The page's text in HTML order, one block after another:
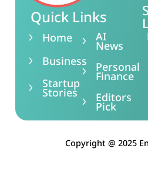
Quick Links
Home
Business
Startup
Stories
AI
News
Personal
Finance
Editors
Pick
Copyright @ 2025